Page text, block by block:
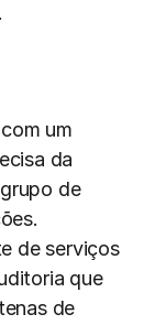
com um
da
de
de serviços
que
de